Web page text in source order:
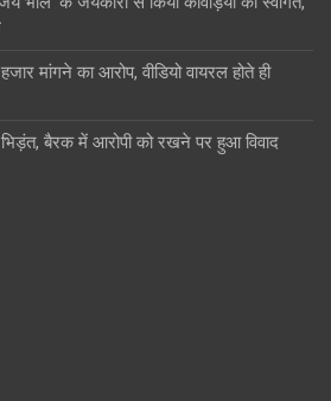
मांगने का आरोप, वीडियो वायरल होते ही
बैरक में आरोपी को रखने पर हुआ विवाद